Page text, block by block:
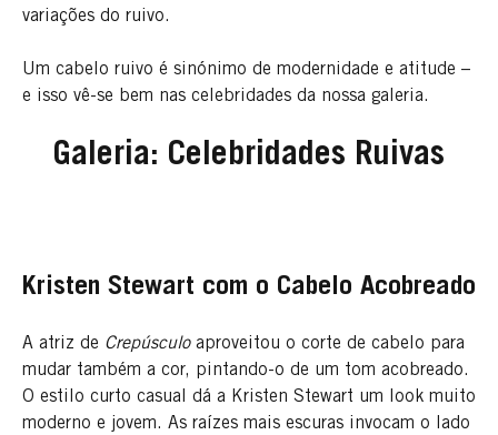
variações do ruivo.
Um cabelo ruivo é sinónimo de modernidade e atitude –
e isso vê-se bem nas celebridades da nossa galeria.
Galeria: Celebridades Ruivas
Kristen Stewart com o Cabelo Acobreado
A atriz de Crepúsculoaproveitou o corte de cabelo para
mudar também a cor, pintando-o de um tom acobreado.
O estilo curto casual dá a Kristen Stewart um look muito
moderno e jovem. As raízes mais escuras invocam o lado